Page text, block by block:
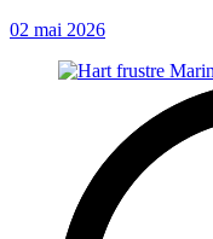
02 mai 2026